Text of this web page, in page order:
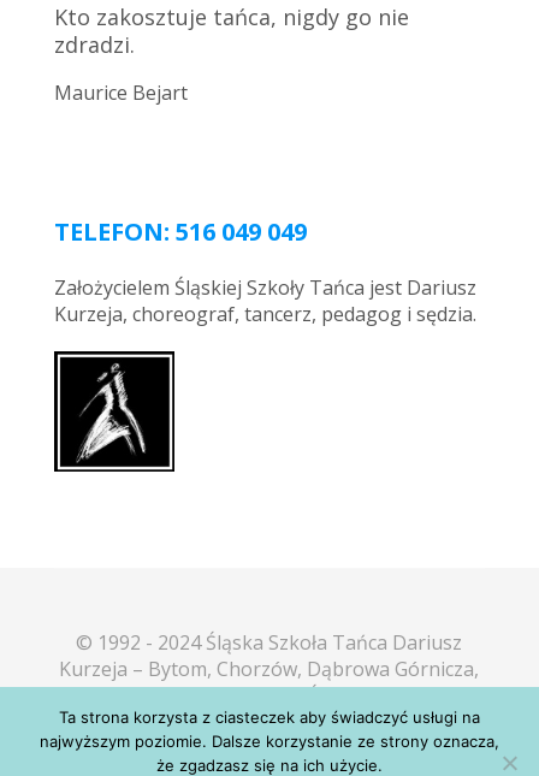
Kto zakosztuje tańca, nigdy go nie
zdradzi.
Maurice Bejart
TELEFON: 516 049 049
Założycielem Śląskiej Szkoły Tańca jest Dariusz
Kurzeja, choreograf, tancerz, pedagog i sędzia.
© 1992 - 2024 Śląska Szkoła Tańca Dariusz
Kurzeja – Bytom, Chorzów, Dąbrowa Górnicza,
Katowice, Mikołów, Piekary Śląskie, Sosnowiec,
Tarnowskie Góry, Tychy
poczta@taniec.slask.pl
Ta strona korzysta z ciasteczek aby świadczyć usługi na
najwyższym poziomie. Dalsze korzystanie ze strony oznacza,
że zgadzasz się na ich użycie.